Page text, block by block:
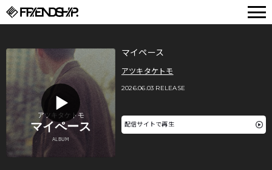
マイペース
アツキタケトモ
2026.06.03 RELEASE
配信サイトで再生